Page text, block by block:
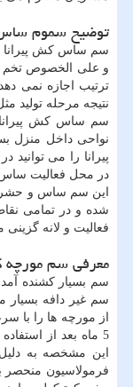
توضیح سموم
سم ساس کش پیرانا
و علی الخصوص تخم
ترتیب اجازه نمی
نتیجه مرحله تولید
سم ساس کش پیرانا
نواحی داخل منزل
پیرانا را می
در محل فعالیت ساس
این سم ساس و
شده و در تمامی
فعالیت و لانه
معرفی سم
سم بسیار کشنده
سم غیر دافه بسیار
از مورچه ها را با
5 ماه بعد از
این مشخصه به دلیل
فرمولاسیون